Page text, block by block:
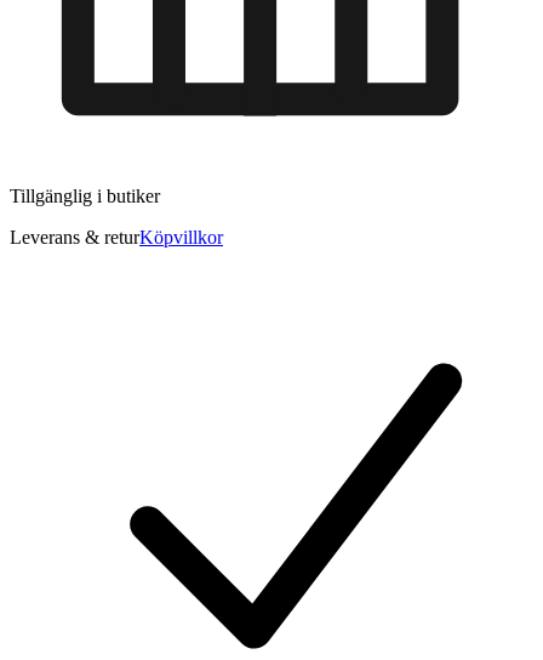
Tillgänglig i butiker
Leverans & returKöpvillkor